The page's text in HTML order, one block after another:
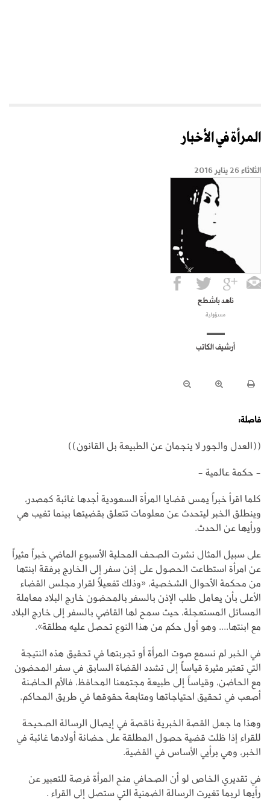
المرأة في الأخبار
الثلاثاء 26 يناير 2016
ناهد باشطح
مسؤولية
أرشيف الكاتب
فاصلة:
((العدل والجور لا ينجمان عن الطبيعة بل القانون))
- حكمة عالمية -
كلما اقرأ خبراً يمس قضايا المرأة السعودية أجدها غائبة كمصدر،
وينطلق الخبر ليتحدث عن معلومات تتعلق بقضيتها بينما تغيب هي
ورأيها عن الحدث.
على سبيل المثال نشرت الصحف المحلية الأسبوع الماضي خبراً مثيراً
عن امرأة استطاعت الحصول على إذن سفر إلى الخارج برفقة ابنتها
من محكمة الأحوال الشخصية، «وذلك تفعيلاً لقرار مجلس القضاء
الأعلى بأن يعامل طلب الإذن بالسفر بالمحضون خارج البلاد معاملة
المسائل المستعجلة، حيث سمح لها القاضي بالسفر إلى خارج البلاد
مع ابنتها.... وهو أول حكم من هذا النوع تحصل عليه مطلقة».
في الخبر لم نسمع صوت المرأة أو تجربتها في تحقيق هذه النتيجة
التي تعتبر مثيرة قياساً إلى تشدد القضاة السابق في سفر المحضون
مع الحاضن، وقياساً إلى طبيعة مجتمعنا المحافظ، فالأم الحاضنة
أصعب في تحقيق احتياجاتها ومتابعة حقوقها في طريق المحاكم.
وهذا ما جعل القصة الخبرية ناقصة في إيصال الرسالة الصحيحة
للقراء إذا ظلت قضية حصول المطلقة على حضانة أولادها غائبة في
الخبر، وهي برأيي الأساس في القضية.
في تقديري الخاص لو أن الصحافي منح المرأة فرصة للتعبير عن
رأيها لربما تغيرت الرسالة الضمنية التي ستصل إلى القراء .